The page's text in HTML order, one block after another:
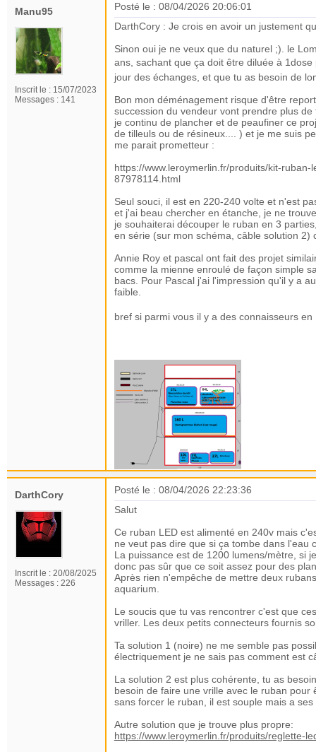
Manu95
Inscrit le : 15/07/2023
Messages : 141
Posté le : 08/04/2026 20:06:01
DarthCory : Je crois en avoir un justement
Sinon oui je ne veux que du naturel ;). le
ans, sachant que ça doit être diluée à
jour des échanges, et que tu as besoin de
Bon mon déménagement risque d'être
succession du vendeur vont prendre plus
je continu de plancher et de peaufiner ce
de tilleuls ou de résineux.... ) et je me suis
me parait prometteur :
https://www.leroymerlin.fr/produits/kit-
87978114.html
Seul souci, il est en 220-240 volte et n'est
et j'ai beau chercher en étanche, je ne
je souhaiterai découper le ruban en 3
en série (sur mon schéma, câble solution 2)
Annie Roy et pascal ont fait des projet
comme la mienne enroulé de façon simple
bacs. Pour Pascal j'ai l'impression qu'il y a
faible.
bref si parmi vous il y a des connaisseurs
DarthCory
Inscrit le : 20/08/2025
Messages : 226
Posté le : 08/04/2026 22:23:36
Salut
Ce ruban LED est alimenté en 240v mais
ne veut pas dire que si ça tombe dans l'eau
La puissance est de 1200 lumens/mètre, si
donc pas sûr que ce soit assez pour des
Après rien n'empêche de mettre deux
aquarium.
Le soucis que tu vas rencontrer c'est que
vriller. Les deux petits connecteurs fournis
Ta solution 1 (noire) ne me semble pas
électriquement je ne sais pas comment est
La solution 2 est plus cohérente, tu as
besoin de faire une vrille avec le ruban
sans forcer le ruban, il est souple mais a ses
Autre solution que je trouve plus propre:
https://www.leroymerlin.fr/produits/reglette-